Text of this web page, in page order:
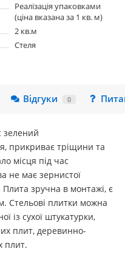
Реалізація упаковками
(ціна вказана за 1 кв. м)
2 кв.м
Стеля
Відгуки 0
зелений
прикриває тріщини та
місця під час
не має зернистої
Плита зручна в монтажі, є
Стельові плитки можна
із сухої штукатурки,
плит, деревинно-
плит.